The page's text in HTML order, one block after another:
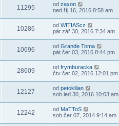
11295 od zaxon
ned říj 16, 2016 8:58 am
10286 od WITIAScz
pát zář 30, 2016 7:34 am
10696 od Grande Toma
pát čer 03, 2016 8:44 pm
28609 od frymburacka
čtv čer 02, 2016 12:01 pm
12127 od petokilian
sob led 30, 2016 10:03 am
12242 od MaTToS
sob čer 07, 2014 9:14 am